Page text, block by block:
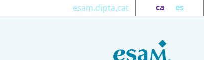
ca es
esam.dipta.cat